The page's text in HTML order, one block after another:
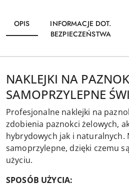
OPIS
INFORMACJE DOT.
BEZPIECZEŃSTWA
NAKLEJKI NA
SAMOPRZYLEPNE
Profesjonalne naklejki na
zdobienia paznokci żelowych,
hybrydowych jak i naturalnych.
samoprzylepne, dzięki czemu
użyciu.
SPOSÓB UŻYCIA: